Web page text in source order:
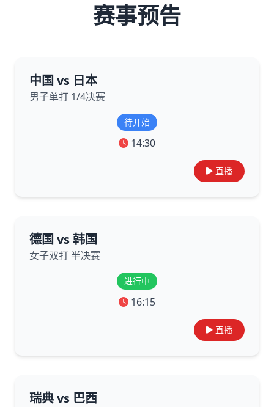
赛事预告
中国 vs 日本
男子单打 1/4决赛
待开始
14:30
直播
德国 vs 韩国
女子双打 半决赛
进行中
16:15
直播
瑞典 vs 巴西